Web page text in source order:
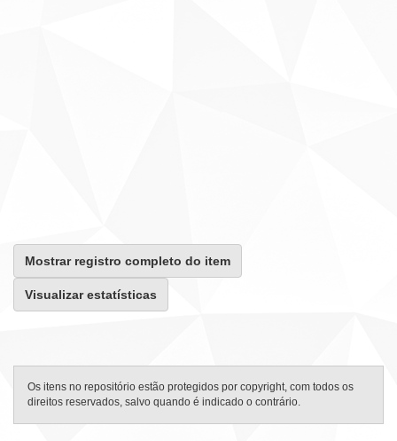
Mostrar registro completo do item
Visualizar estatísticas
Os itens no repositório estão protegidos por copyright, com todos os
direitos reservados, salvo quando é indicado o contrário.